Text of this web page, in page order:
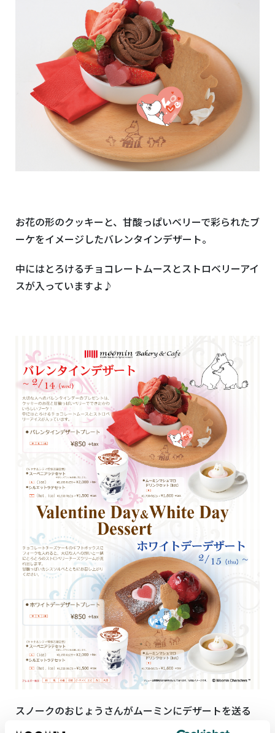
お花の形のクッキーと、甘酸っぱいベリーで彩られたブ
ーケをイメージしたバレンタインデザート。
中にはとろけるチョコレートムースとストロベリーアイ
スが入っていますよ♪
スノークのおじょうさんがムーミンにデザートを送る
としたら